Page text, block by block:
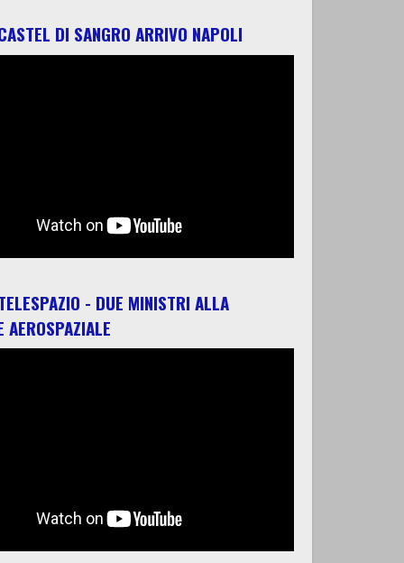
DI SANGRO ARRIVO NAPOLI
- DUE MINISTRI ALLA
AEROSPAZIALE